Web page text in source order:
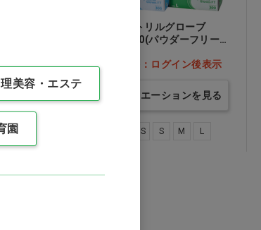
グイン後表示
Ciニトリルグローブ
FT300(パウダーフリー)
価格：ログイン後表示
バリエーションを見る
SS S M L
理美容・エステ
園